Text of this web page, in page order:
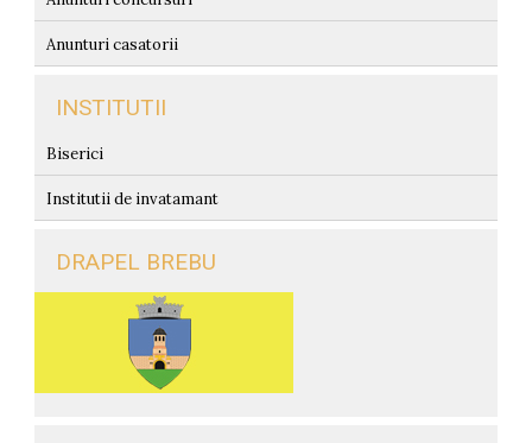
Anunturi casatorii
INSTITUTII
Biserici
Institutii de invatamant
DRAPEL BREBU